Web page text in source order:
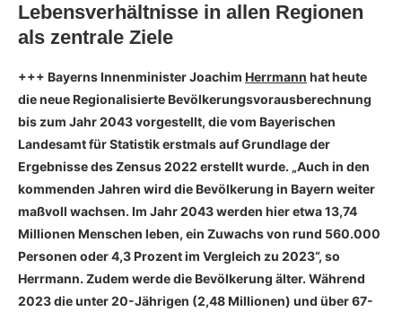
Lebensverhältnisse in allen Regionen
als zentrale Ziele
+++ Bayerns Innenminister Joachim Herrmann hat heute
die neue Regionalisierte Bevölkerungsvorausberechnung
bis zum Jahr 2043 vorgestellt, die vom Bayerischen
Landesamt für Statistik erstmals auf Grundlage der
Ergebnisse des Zensus 2022 erstellt wurde. „Auch in den
kommenden Jahren wird die Bevölkerung in Bayern weiter
maßvoll wachsen. Im Jahr 2043 werden hier etwa 13,74
Millionen Menschen leben, ein Zuwachs von rund 560.000
Personen oder 4,3 Prozent im Vergleich zu 2023“, so
Herrmann. Zudem werde die Bevölkerung älter. Während
2023 die unter 20-Jährigen (2,48 Millionen) und über 67-